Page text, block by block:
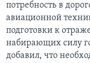
потребность в
авиационной
подготовки к
набирающих силу
добавил, что